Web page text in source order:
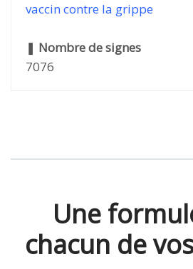
vaccin contre la grippe
❚ Nombre de signes
7076
Une
chacun de